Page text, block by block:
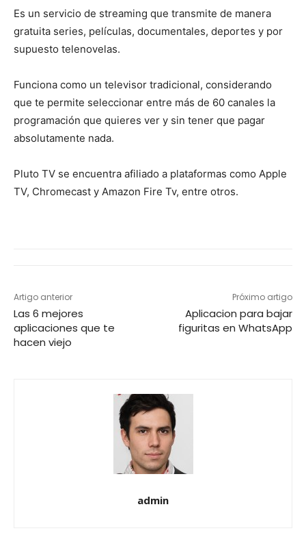
Es un servicio de streaming que transmite de manera
gratuita series, películas, documentales, deportes y por
supuesto telenovelas.
Funciona como un televisor tradicional, considerando
que te permite seleccionar entre más de 60 canales la
programación que quieres ver y sin tener que pagar
absolutamente nada.
Pluto TV se encuentra afiliado a plataformas como Apple
TV, Chromecast y Amazon Fire Tv, entre otros.
Artigo anterior
Las 6 mejores
aplicaciones que te
hacen viejo
Próximo artigo
Aplicacion para bajar
figuritas en WhatsApp
admin